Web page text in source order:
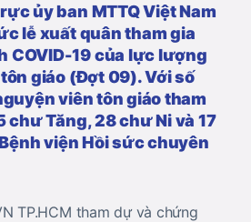
ủy ban MTTQ Việt Nam
lễ xuất quân tham gia
COVID-19 của lực lượng
giáo (Đợt 09). Với số
viên tôn giáo tham
chư Tăng, 28 chư Ni và 17
viện Hồi sức chuyên
TP.HCM tham dự và chứng